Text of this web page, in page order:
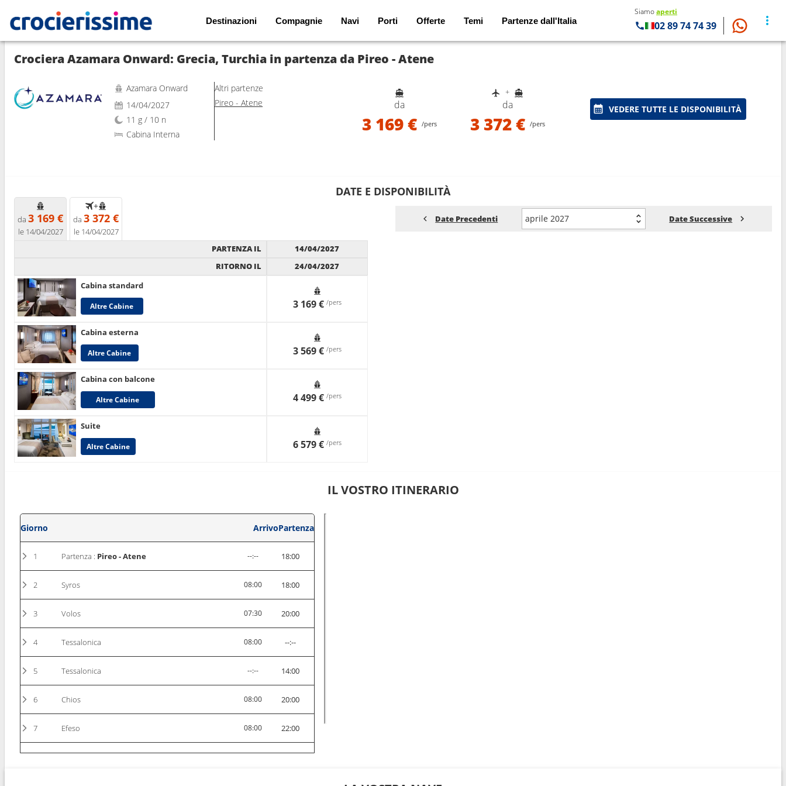
Destinazioni Compagnie Navi Porti Offerte Temi Partenze dall'Italia
Siamoaperti
02 89 74 74 39
Mostra le altre 39 foto
Crociera Azamara Onward: Grecia, Turchia in partenza da Pireo - Atene
Azamara Onward
14/04/2027
11 g / 10 n
Cabina Interna
Altri partenze
Pireo - Atene
da
3 169 € /pers
+
da
3 372 € /pers
VEDERE TUTTE LE DISPONIBILITÀ
DATE E DISPONIBILITÀ
da 3 169 €
le 14/04/2027
+
da 3 372 €
le 14/04/2027
Date Precedenti aprile 2027 Date Successive
PARTENZA IL
RITORNO IL
Cabina standard
Altre Cabine
Cabina esterna
Altre Cabine
Cabina con balcone
Altre Cabine
Suite
Altre Cabine
14/04/2027
24/04/2027
3 169 € /pers
3 569 € /pers
4 499 € /pers
6 579 € /pers
IL VOSTRO ITINERARIO
Giorno ArrivoPartenza
1 Partenza : Pireo - Atene --:-- 18:00
2 Syros 08:00 18:00
3 Volos 07:30 20:00
4 Tessalonica 08:00 --:--
5 Tessalonica --:-- 14:00
6 Chios 08:00 20:00
7 Efeso 08:00 22:00
8 Patmos 08:00 18:00